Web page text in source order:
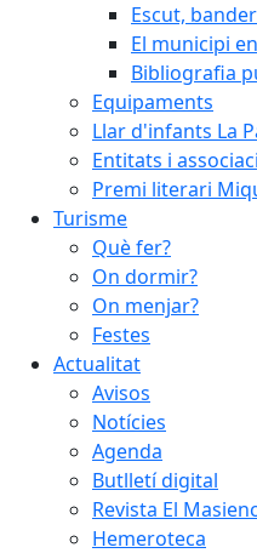
Escut,
El municipi
Bibliografia
Equipaments
Llar d'infants La
Entitats i
Premi literari
Turisme
Què fer?
On dormir?
On menjar?
Festes
Actualitat
Avisos
Notícies
Agenda
Butlletí digital
Revista El Masienc
Hemeroteca